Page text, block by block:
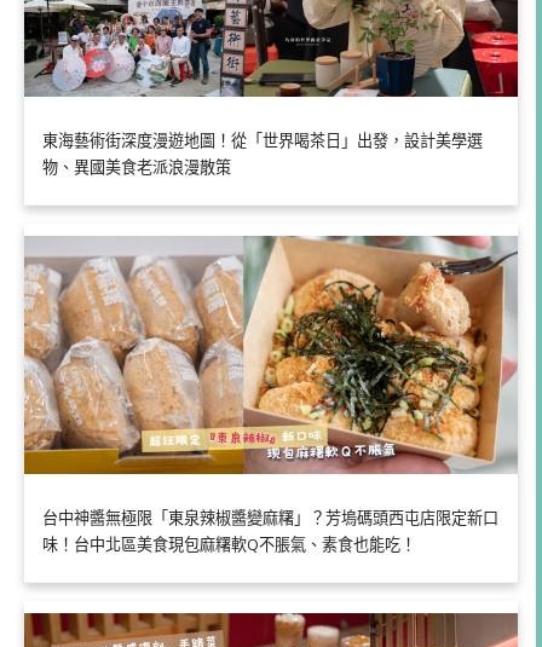
東海藝術街深度漫遊地圖！從「世界喝茶日」出發，設計美學選
物、異國美食老派浪漫散策
台中神醬無極限「東泉辣椒醬變麻糬」？芳塢碼頭西屯店限定新口
味！台中北區美食現包麻糬軟Q不脹氣、素食也能吃！